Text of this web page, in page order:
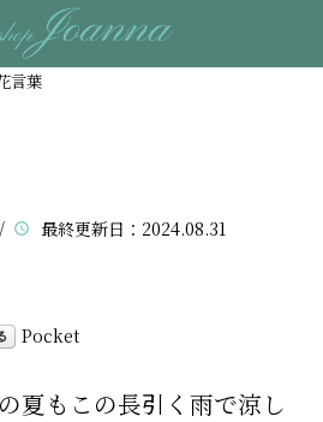
言葉
最終更新日 ：2024.08.31
Pocket
夏もこの長引く雨で涼し